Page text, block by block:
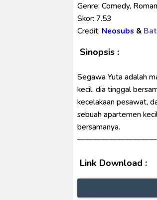
Genre; Comedy,
Skor: 7.53
Credit: Neosubs &
Sinopsis :
Segawa Yuta adalah
kecil, dia tinggal
kecelakaan pesawat,
sebuah apartemen
bersamanya.
Link Download :